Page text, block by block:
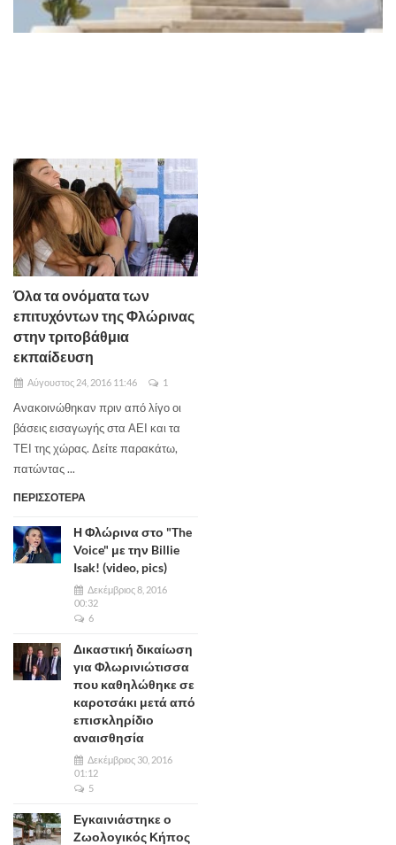
Όλα τα ονόματα των
επιτυχόντων της Φλώρινας
στην τριτοβάθμια
εκπαίδευση
Αύγουστος 24, 2016 11:46 1
Ανακοινώθηκαν πριν από λίγο οι
βάσεις εισαγωγής στα ΑΕΙ και τα
ΤΕΙ της χώρας. Δείτε παρακάτω,
πατώντας ...
ΠΕΡΙΣΣΟΤΕΡΑ
Η Φλώρινα στο "The
Voice" με την Billie
Isak! (video, pics)
Δεκέμβριος 8, 2016
00:32
6
Δικαστική δικαίωση
για Φλωρινιώτισσα
που καθηλώθηκε σε
καροτσάκι μετά από
επισκληρίδιο
αναισθησία
Δεκέμβριος 30, 2016
01:12
5
Εγκαινιάστηκε ο
Ζωολογικός Κήπος